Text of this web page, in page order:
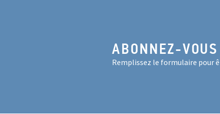
ABONNEZ-
Remplissez le formulaire pour